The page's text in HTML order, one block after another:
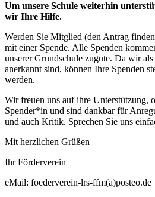
Um unsere Schule weiterhin
wir Ihre Hilfe.
Werden Sie Mitglied (den Antrag
mit einer Spende. Alle Spenden
unserer Grundschule zugute. Da wir
anerkannt sind, können Ihre Spenden
werden.
Wir freuen uns auf ihre Unterstützung,
Spender*in und sind dankbar für
und auch Kritik. Sprechen Sie uns
Mit herzlichen Grüßen
Ihr Förderverein
eMail: foederverein-lrs-ffm(a)posteo.de